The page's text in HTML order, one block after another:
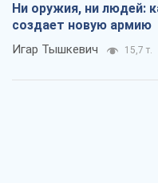
Ни оружия, ни людей:
создает новую армию
Игар Тышкевич 15,7 т.